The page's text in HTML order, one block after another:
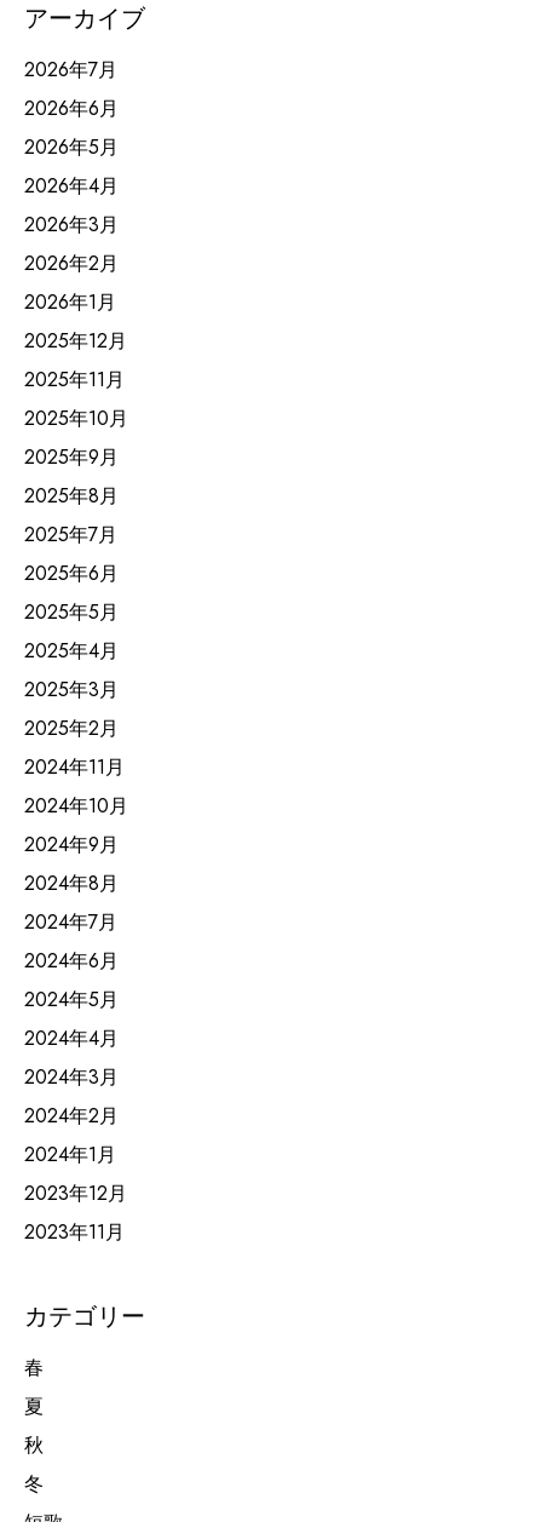
アーカイブ
2026年7月
2026年6月
2026年5月
2026年4月
2026年3月
2026年2月
2026年1月
2025年12月
2025年11月
2025年10月
2025年9月
2025年8月
2025年7月
2025年6月
2025年5月
2025年4月
2025年3月
2025年2月
2024年11月
2024年10月
2024年9月
2024年8月
2024年7月
2024年6月
2024年5月
2024年4月
2024年3月
2024年2月
2024年1月
2023年12月
2023年11月
カテゴリー
春
夏
秋
冬